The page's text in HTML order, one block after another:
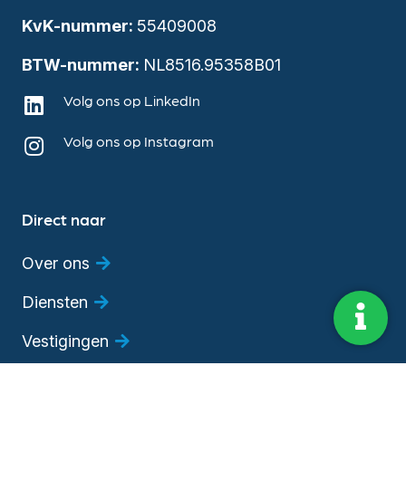
KvK-nummer: 55409008
BTW-nummer: NL8516.95358B01
Volg ons op LinkedIn
Volg ons op Instagram
Direct naar
Over ons
Diensten
Vestigingen